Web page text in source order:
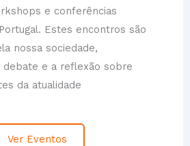
e conferências
Estes encontros são
nossa sociedade,
debate e a reflexão sobre
da atualidade
Ver Eventos